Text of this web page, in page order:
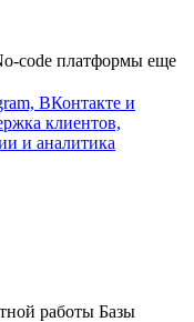
code платформы еще
ВКонтакте и
клиентов,
и аналитика
работы Базы